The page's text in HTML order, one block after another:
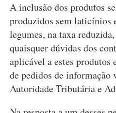
A inclusão dos produtos
produzidos sem laticínios
legumes, na taxa
quaisquer dúvidas dos
aplicável a estes produtos
de pedidos de informação
Autoridade Tributária e